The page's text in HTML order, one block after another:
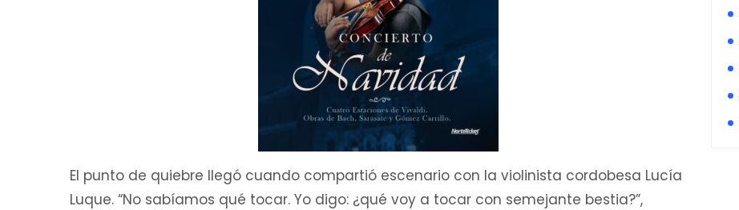
El punto de quiebre llegó cuando compartió escenario con la violinista cordobesa Lucía
Luque. “No sabíamos qué tocar. Yo digo: ¿qué voy a tocar con semejante bestia?”,